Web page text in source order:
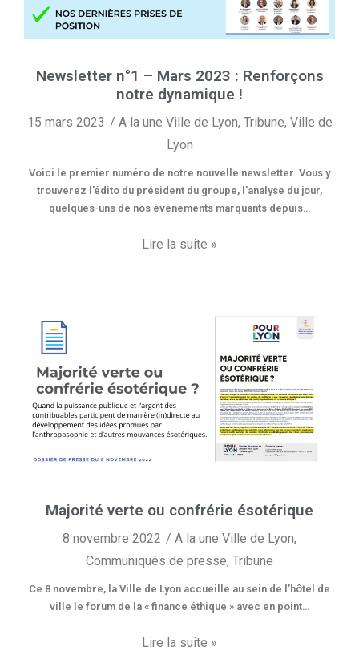
Newsletter n°1 – Mars 2023 : Renforçons
notre dynamique !
15 mars 2023 A la une Ville de Lyon, Tribune, Ville de
Lyon
Voici le premier numéro de notre nouvelle newsletter. Vous y
trouverez l’édito du président du groupe, l’analyse du jour,
quelques-uns de nos évènements marquants depuis…
Lire la suite »
Majorité verte ou confrérie ésotérique
8 novembre 2022 A la une Ville de Lyon,
Communiqués de presse, Tribune
Ce 8 novembre, la Ville de Lyon accueille au sein de l’hôtel de
ville le forum de la « finance éthique » avec en point…
Lire la suite »